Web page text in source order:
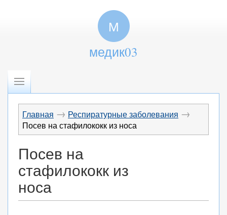
М
медик03
Главная → Респиратурные заболевания →
Посев на стафилококк из носа
Посев на
стафилококк из
носа